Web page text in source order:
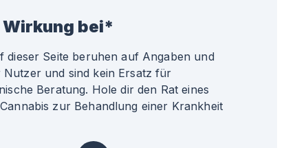
bei*
dieser Seite beruhen auf Angaben und
und sind kein Ersatz für
Beratung. Hole dir den Rat eines
zur Behandlung einer Krankheit